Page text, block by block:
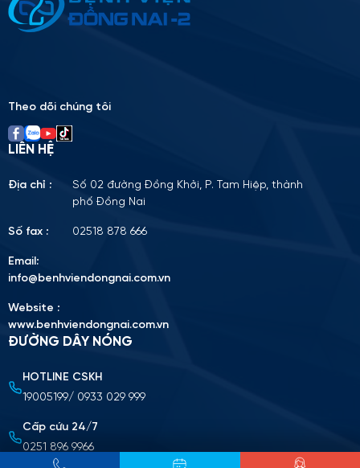
Please
Tải lên CV (Định dạng PDF, tối đa 10MB)
Theo dõi chúng tôi
LIÊN HỆ
Địa chỉ :
Số 02 đường Đồng Khởi, P. Tam Hiệp, thành
phố Đồng Nai
Số fax : 02518 878 666
Email:
info@benhviendongnai.com.vn
Website :
www.benhviendongnai.com.vn
ĐƯỜNG DÂY NÓNG
HOTLINE CSKH
19005199/ 0933 029 999
Cấp cứu 24/7
0251 896 9966